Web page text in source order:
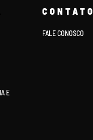
E
CONTATO
FALE CONOSCO